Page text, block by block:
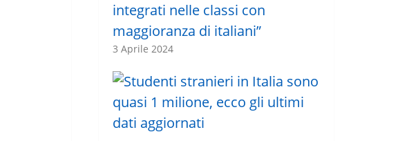
integrati nelle classi con
maggioranza di italiani”
3 Aprile 2024